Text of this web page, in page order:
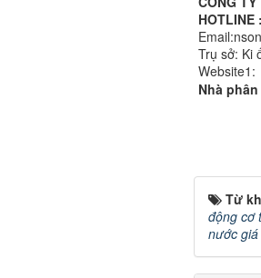
HOTLINE
Trụ sở: Ki
Nhà
Từ
động cơ
nước